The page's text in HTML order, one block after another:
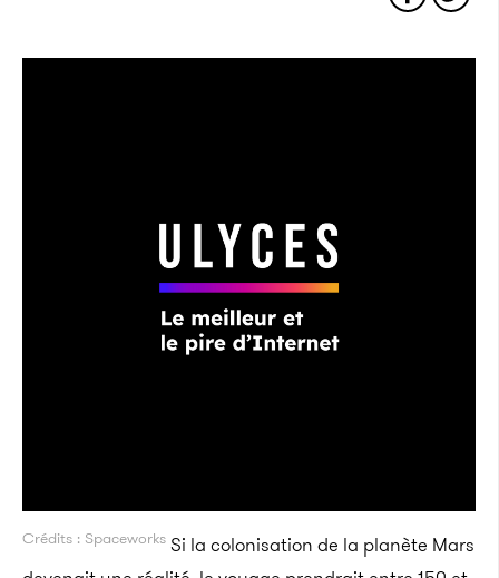
Crédits : Spaceworks Si la colonisation de la planète Mars